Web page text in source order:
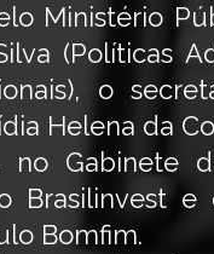
Ministério
(Políticas
o
Helena da
no Gabinete
Brasilinvest e
Bomfim.